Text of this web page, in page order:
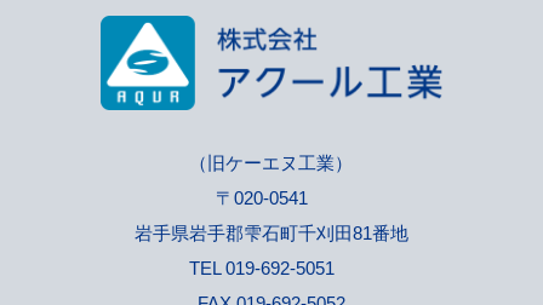
（旧ケーエヌ工業）
〒020-0541
岩手県岩手郡雫石町千刈田81番地
TEL 019-692-5051